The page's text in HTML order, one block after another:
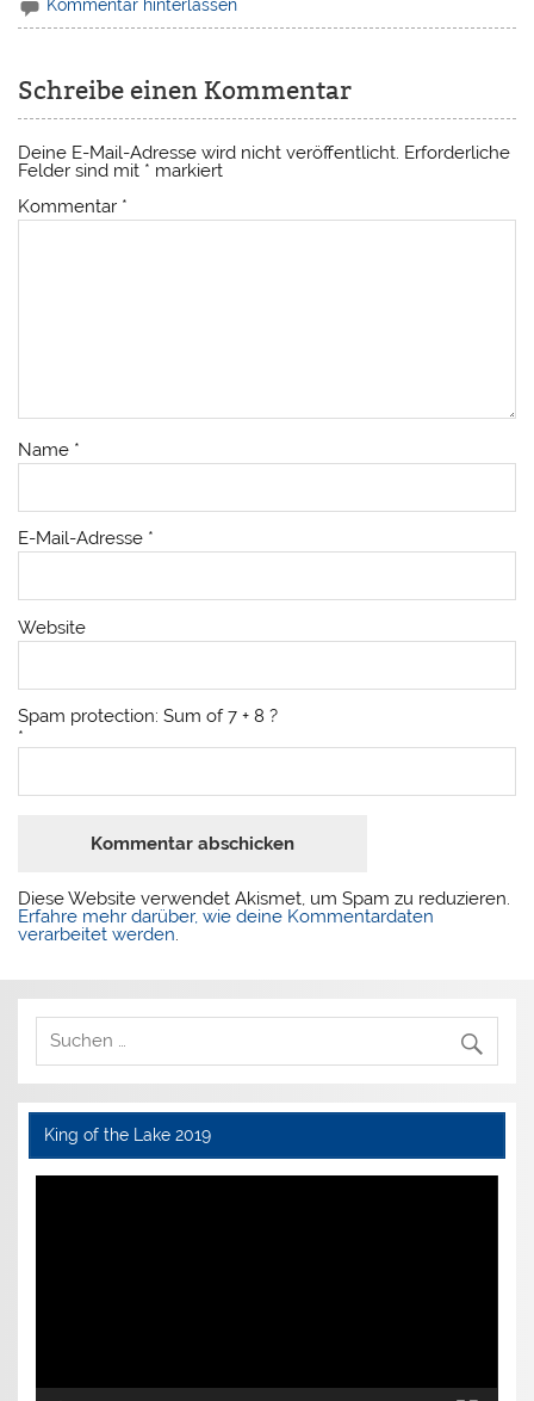
Kommentar hinterlassen
Schreibe einen Kommentar
Deine E-Mail-Adresse wird nicht veröffentlicht. Erforderliche
Felder sind mit * markiert
Kommentar *
Name *
E-Mail-Adresse *
Website
Spam protection: Sum of 7 + 8 ?
*
Diese Website verwendet Akismet, um Spam zu reduzieren.
Erfahre mehr darüber, wie deine Kommentardaten
verarbeitet werden.
King of the Lake 2019
Video-